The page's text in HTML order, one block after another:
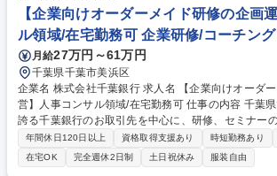
【企業向けオーダーメイド研修の企画
ル領域/在宅勤務可 企業研修/コーチング
月給27万円～61万円
千葉県千葉市美浜区
企業名 株式会社千葉銀行 求人名 【企業向けオーダーメイド研修の企画運
営】人事コンサル領域/在宅勤務可 仕事の内容 千葉県で圧倒的なシェアを
誇る千葉銀行のお取引先を中心に、研修、セミナー
ただきます。私たちと一緒に、中小企業など地域の
謝される仕事をしませんか？ ■研修・セミナー企画運営、提案業務：経営
者や人材育成担当者へのヒアリング、アンケートの
年間休日120日以上 資格取得支援あり 時短勤務あり
在宅OK
完全週休2日制 土日祝休み 服装自由